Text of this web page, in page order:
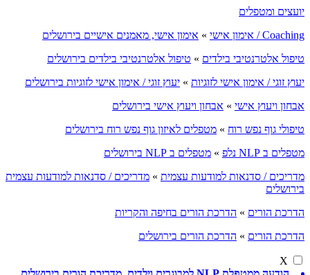
יועצים ומטפלים
Coaching / אימון אישי
» אימון אישי, מאמנים אישיים בירושלים
טיפול אלטרנטיבי בילדים » טיפול אלטרנטיבי בילדים בירושלים
יעוץ זוגי / אימון אישי לזוגיות » יעוץ זוגי / אימון אישי לזוגיות בירושלים
אבחון ויעוץ אישי » אבחון ויעוץ אישי בירושלים
טיפולי גוף נפש רוח » מטפלים לאיזון גוף נפש רוח בירושלים
מטפלים ב NLP נלפ
» מטפלים ב NLP בירושלים
מדריכים / סדנאות למודעות עצמית » מדריכים / סדנאות למודעות עצמית
בירושלים
הדרכת הורים » הדרכת הורים בחיפה והקריות
הדרכת הורים » הדרכת הורים בירושלים
X